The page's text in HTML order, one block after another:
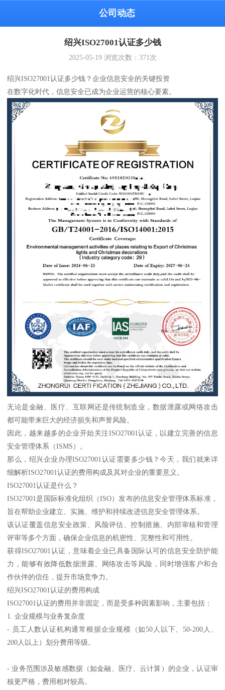
公司动态
绍兴ISO27001认证多少钱
2025-05-19浏览次数： 371次
绍兴ISO27001认证多少钱？企业信息安全的关键投资
在数字化时代，信息安全已成为企业运营的核心要素。
无论是金融、医疗、互联网还是传统制造业，数据泄露或网络攻击
都可能带来巨大的经济损失和声誉风险。
因此，越来越多的企业开始关注ISO27001认证，以建立完善的信息
安全管理体系（ISMS）。
那么，绍兴企业办理ISO27001认证需要多少钱？今天，我们就来详
细解析ISO27001认证的费用构成及其对企业的重要意义。
ISO27001认证是什么？
ISO27001是国际标准化组织（ISO）发布的信息安全管理体系标准，
旨在帮助企业建立、实施、维护和持续改进信息安全管理体系。
该认证覆盖信息安全政策、风险评估、控制措施、内部审核和管理
评审等多个方面，确保企业信息的机密性、完整性和可用性。
获得ISO27001认证，意味着企业已具备国际认可的信息安全防护能
力，能够有效降低数据泄露、网络攻击等风险，同时增强客户和合
作伙伴的信任，提升市场竞争力。
绍兴ISO27001认证的费用构成
ISO27001认证的费用并非固定，而是受多种因素影响，主要包括：
1. 企业规模与业务复杂度
- 员工人数认证机构通常根据企业规模（如50人以下、50-200人、
200人以上）划分费用等级。
- 业务范围涉及敏感数据（如金融、医疗、云计算）的企业，认证审
核更严格，费用相对较高。